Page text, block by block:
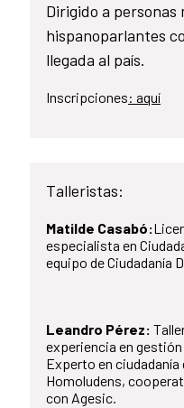
Dirigido a personas
hispanoparlantes
llegada al país.
Inscripciones: aquí
Talleristas:
Matilde Casabó:
especialista en
equipo de Ciudadanía
Leandro Pérez:
experiencia en
Experto en
Homoludens,
con Agesic.